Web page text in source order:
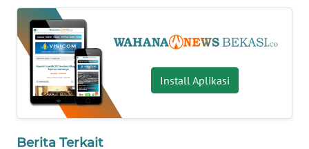
Install Aplikasi
Berita Terkait
WN
MALUKU
WN
MALUT
DAIRI